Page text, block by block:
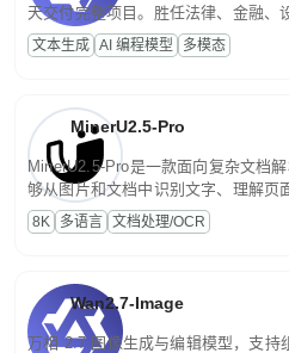
天交付完整项目。胜任法律、金融、
话端到端交付生产级成果。原生视觉
程，支持超长文档与长视频的深度语
文本生成 AI 编程模型 多模态
MinerU2.5-Pro
MinerU2.5-Pro是一款面向复杂文档
够从图片和文档中识别文字、理解页
为便于存储、检索和二次处理的结构
8K 多语言 文档处理/OCR
Wan2.7-Image
万相 2.7 图像生成与编辑模型，支持